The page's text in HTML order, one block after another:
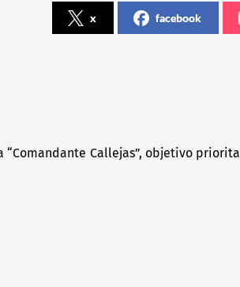
x facebook
“Comandante Callejas”, objetivo